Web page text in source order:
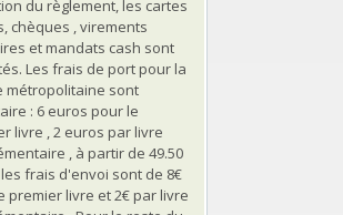
du règlement, les cartes
chèques , virements
et mandats cash sont
Les frais de port pour la
métropolitaine sont
: 6 euros pour le
livre , 2 euros par livre
, à partir de 49.50
frais d'envoi sont de 8€
premier livre et 2€ par livre